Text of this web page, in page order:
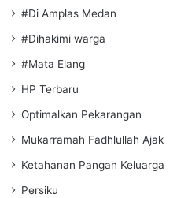
#Di Amplas Medan
#Dihakimi warga
#Mata Elang
HP Terbaru
Optimalkan Pekarangan
Mukarramah Fadhlullah Ajak
Ketahanan Pangan Keluarga
Persiku